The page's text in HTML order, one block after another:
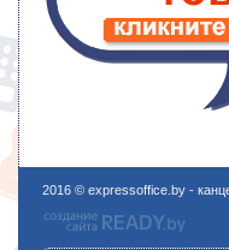
2016 © expressoffice.by -